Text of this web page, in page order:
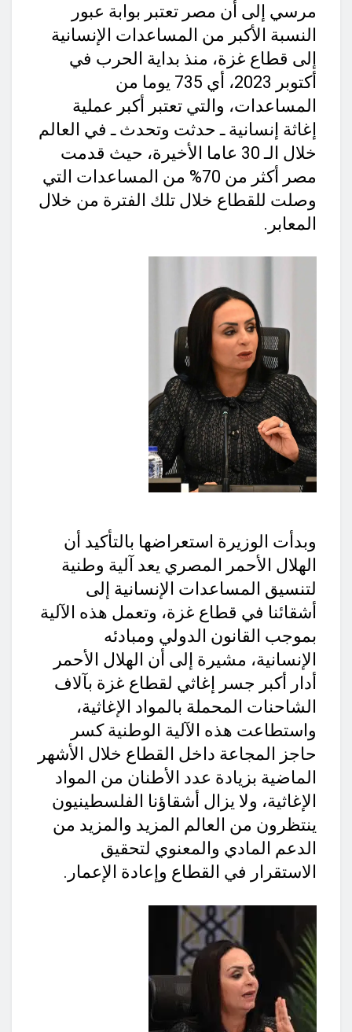
مرسي إلى أن مصر تعتبر بوابة عبور
النسبة الأكبر من المساعدات الإنسانية
إلى قطاع غزة، منذ بداية الحرب في
أكتوبر 2023، أي 735 يوما من
المساعدات، والتي تعتبر أكبر عملية
إغاثة إنسانية ـ حدثت وتحدث ـ في العالم
خلال الـ 30 عاما الأخيرة، حيث قدمت
مصر أكثر من 70% من المساعدات التي
وصلت للقطاع خلال تلك الفترة من خلال
المعابر.
وبدأت الوزيرة استعراضها بالتأكيد أن
الهلال الأحمر المصري يعد آلية وطنية
لتنسيق المساعدات الإنسانية إلى
أشقائنا في قطاع غزة، وتعمل هذه الآلية
بموجب القانون الدولي ومبادئه
الإنسانية، مشيرة إلى أن الهلال الأحمر
أدار أكبر جسر إغاثي لقطاع غزة بآلاف
الشاحنات المحملة بالمواد الإغاثية،
واستطاعت هذه الآلية الوطنية كسر
حاجز المجاعة داخل القطاع خلال الأشهر
الماضية بزيادة عدد الأطنان من المواد
الإغاثية، ولا يزال أشقاؤنا الفلسطينيون
ينتظرون من العالم المزيد والمزيد من
الدعم المادي والمعنوي لتحقيق
الاستقرار في القطاع وإعادة الإعمار.